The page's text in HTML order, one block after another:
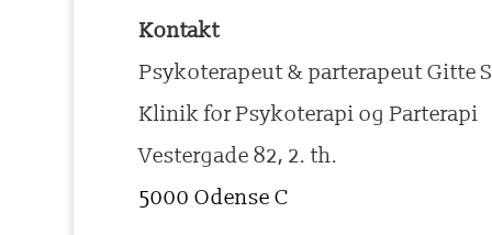
Kontakt
Psykoterapeut & parterapeut Gitte
Klinik for Psykoterapi og Parterapi
Vestergade 82, 2. th.
5000 Odense C